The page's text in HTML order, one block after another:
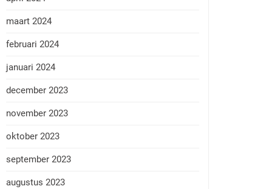
maart 2024
februari 2024
januari 2024
december 2023
november 2023
oktober 2023
september 2023
augustus 2023